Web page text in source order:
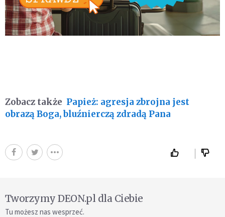
Zobacz także Papież: agresja zbrojna jest
obrazą Boga, bluźnierczą zdradą Pana
Tworzymy DEON.pl dla Ciebie
Tu możesz nas wesprzeć.